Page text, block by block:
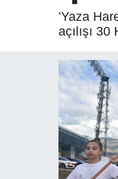
'Yaza
açılışı
YAŞAM
BİLİM - TEKNOLOJİ
KÜLTÜR SANAT
MAGAZİN